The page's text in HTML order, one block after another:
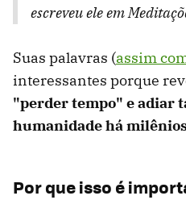
escreveu ele em
Suas palavras (assim
interessantes porque
"perder tempo" e adiar
humanidade há
Por que isso é